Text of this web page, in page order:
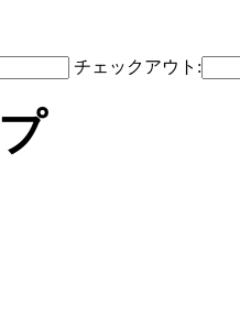
チェックアウト: